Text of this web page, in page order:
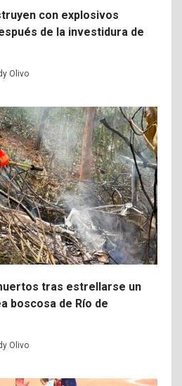
con explosivos
de la investidura de
Olivo
tras estrellarse un
boscosa de Río de
Olivo